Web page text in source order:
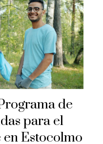
de
para el
Estocolmo